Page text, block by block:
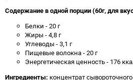
Содержание в одной порции (60г, для
Белки - 20 г
Жиры - 4,8 г
Углеводы - 3,1 г
Пищевые волокна - 20 г
Энергетическая ценность - 176
Ингредиенты: концентрат